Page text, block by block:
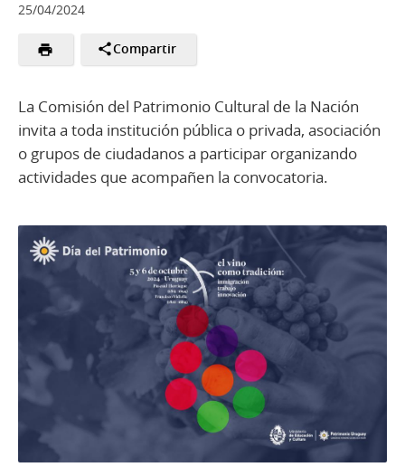
25/04/2024
Compartir
La Comisión del Patrimonio Cultural de la Nación
invita a toda institución pública o privada, asociación
o grupos de ciudadanos a participar organizando
actividades que acompañen la convocatoria.